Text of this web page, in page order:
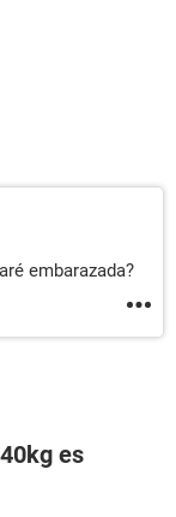
embarazada?
es